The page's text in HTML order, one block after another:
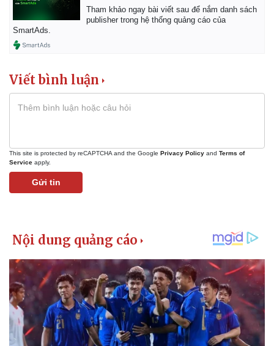
Tham khảo ngay bài viết sau để nắm danh sách
publisher trong hệ thống quảng cáo của
SmartAds.
Viết bình luận
This site is protected by reCAPTCHA and the Google Privacy Policy and Terms of
Service apply.
Gửi tin